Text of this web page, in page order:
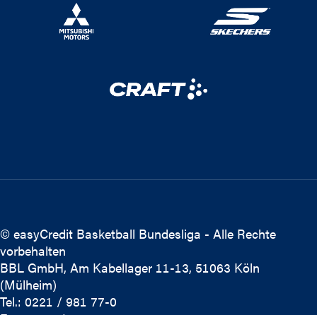
© easyCredit Basketball Bundesliga - Alle Rechte
vorbehalten
BBL GmbH, Am Kabellager 11-13, 51063 Köln
(Mülheim)
Tel.: 0221 / 981 77-0